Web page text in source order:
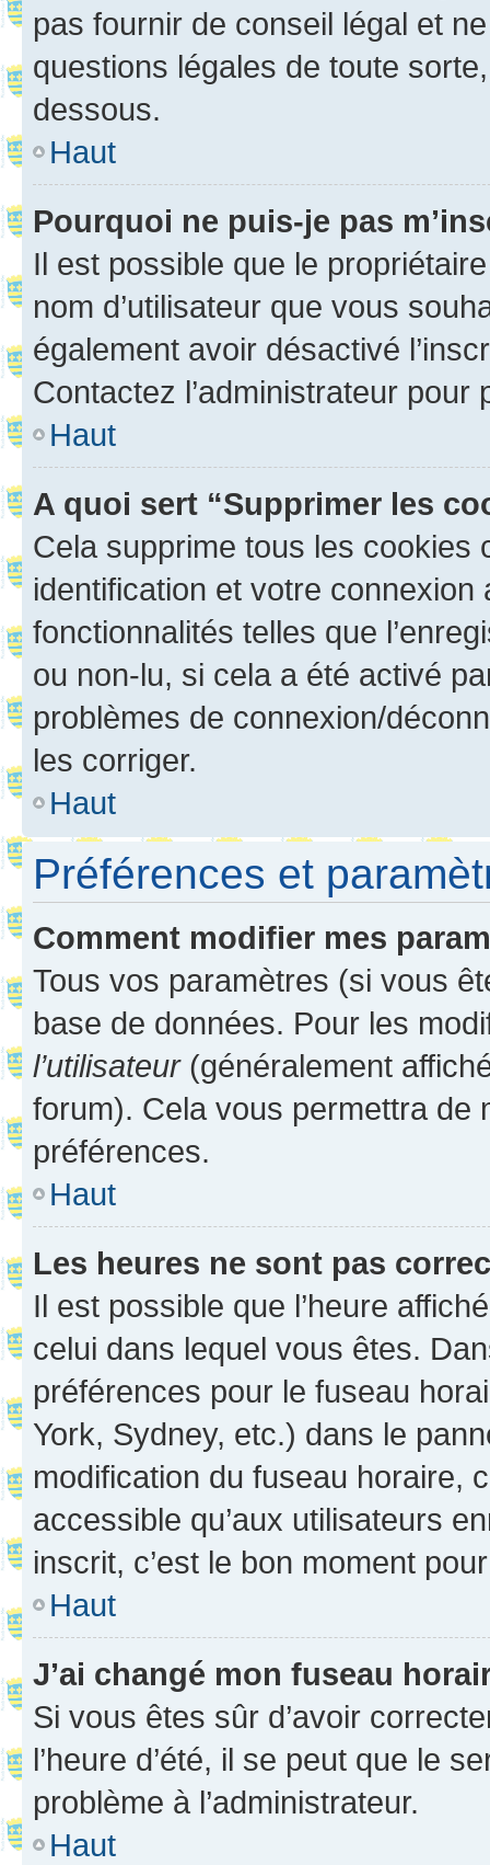
pas fournir de conseil légal et
questions légales de toute
dessous.
Haut
Pourquoi ne puis-je pas
Il est possible que le
nom d’utilisateur que vous
également avoir désactivé
Contactez l’administrateur
Haut
A quoi sert “Supprimer les
Cela supprime tous les cookies
identification et votre
fonctionnalités telles que
ou non-lu, si cela a été activé
problèmes de connexion/
les corriger.
Haut
Préférences et
Comment modifier mes
Tous vos paramètres (si vous
base de données. Pour les
l’utilisateur(généralement
forum). Cela vous permettra de
préférences.
Haut
Les heures ne sont pas
Il est possible que l’heure
celui dans lequel vous êtes.
préférences pour le fuseau
York, Sydney, etc.) dans le
modification du fuseau horaire,
accessible qu’aux utilisateurs
inscrit, c’est le bon moment
Haut
J’ai changé mon fuseau
Si vous êtes sûr d’avoir
l’heure d’été, il se peut que le
problème à l’administrateur.
Haut